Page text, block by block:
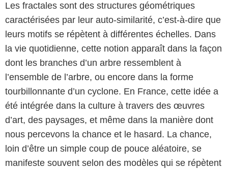
Les fractales sont des structures géométriques
caractérisées par leur auto-similarité, c’est-à-dire que
leurs motifs se répètent à différentes échelles. Dans
la vie quotidienne, cette notion apparaît dans la façon
dont les branches d’un arbre ressemblent à
l’ensemble de l’arbre, ou encore dans la forme
tourbillonnante d’un cyclone. En France, cette idée a
été intégrée dans la culture à travers des œuvres
d’art, des paysages, et même dans la manière dont
nous percevons la chance et le hasard. La chance,
loin d’être un simple coup de pouce aléatoire, se
manifeste souvent selon des modèles qui se répètent